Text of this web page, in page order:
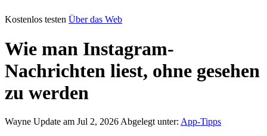
Kostenlos testen Über das Web
Wie man Instagram-
Nachrichten liest, ohne gesehen
zu werden
Wayne Update am Jul 2, 2026 Abgelegt unter: App-Tipps